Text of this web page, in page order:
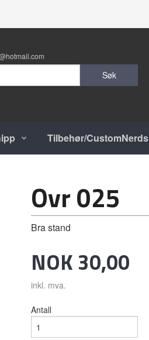
Søk
Tilbehør/CustomNerds
Ovr 025
Bra stand
Pris
NOK 30,00
inkl. mva.
Antall